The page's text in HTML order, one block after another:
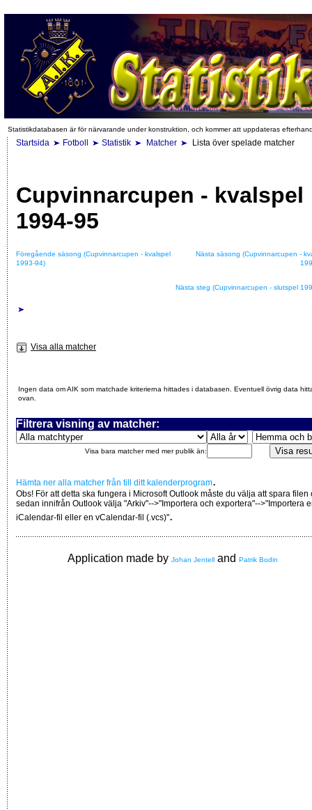
Statistikdatabasen är för närvarande under konstruktion, och kommer att uppdateras
Startsida Fotboll Statistik Matcher Lista över spelade matcher
Cupvinnarcupen - kvalspel
1994-95
Föregående säsong (Cupvinnarcupen - kvalspel
1993-94)
Nästa säsong (Cupvinnarcupen -
Nästa steg (Cupvinnarcupen - slutspel
Visa alla matcher
Ingen data om AIK som matchade kriterierna hittades i databasen. Eventuell övrig data
ovan.
Filtrera visning av matcher:
Visa bara matcher med mer publik än:
Hämta ner alla matcher från till ditt kalenderprogram.
Obs! För att detta ska fungera i Microsoft Outlook måste du välja att spara filen
sedan innifrån Outlook välja "Arkiv"-->"Importera och exportera"-->"Importera
iCalendar-fil eller en vCalendar-fil (.vcs)".
Application made by Johan Jentell and Patrik Bodin